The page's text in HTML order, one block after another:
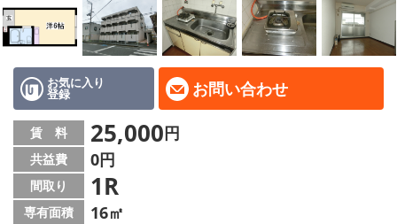
スタッフ
店舗情報·アクセス
会社概要
メールでお問い合わせ
お気に入り
登録 お問い合わせ
賃 料 25,000円
共益費 0円
間取り 1R
専有面積 16㎡